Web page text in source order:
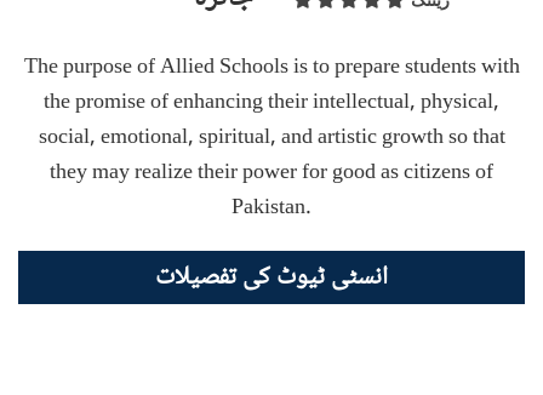
The purpose of Allied Schools is to prepare students with
the promise of enhancing their intellectual, physical,
social, emotional, spiritual, and artistic growth so that
they may realize their power for good as citizens of
Pakistan.
انسٹی ٹیوٹ کی تفصیلات